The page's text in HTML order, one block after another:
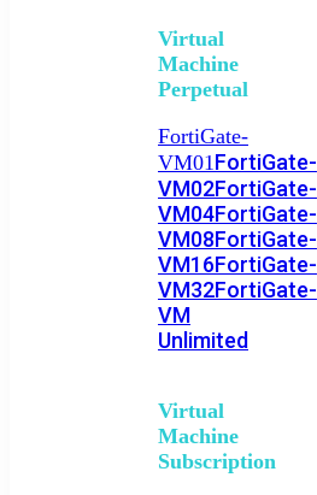
Virtual
Machine
Perpetual
FortiGate-
VM01FortiGate-
VM02FortiGate-
VM04FortiGate-
VM08FortiGate-
VM16FortiGate-
VM32FortiGate-
VM
Unlimited
Virtual
Machine
Subscription